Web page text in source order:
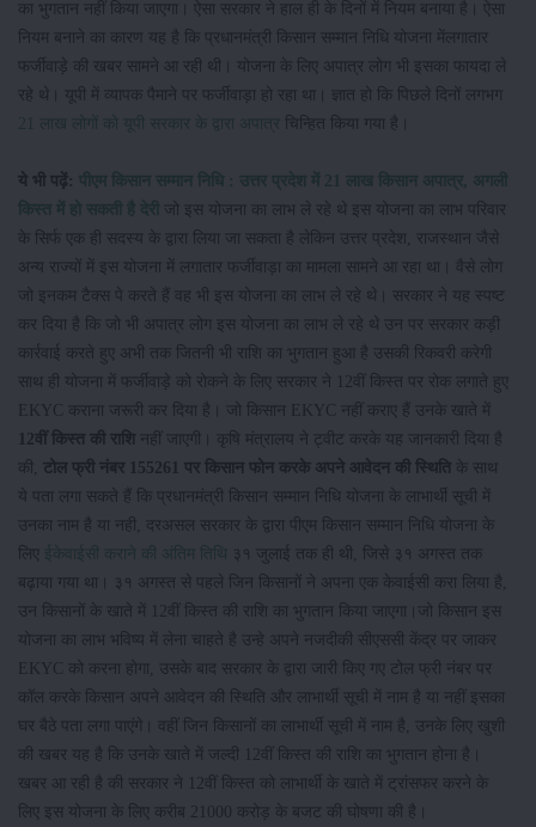
का भुगतान नहीं किया जाएगा। ऐसा सरकार ने हाल ही के दिनों में नियम बनाया है। ऐसा
नियम बनाने का कारण यह है कि प्रधानमंत्री किसान सम्मान निधि योजना मेंलगातार
फर्जीवाड़े की खबर सामने आ रही थी। योजना के लिए अपात्र लोग भी इसका फायदा ले
रहे थे। यूपी में व्यापक पैमाने पर फर्जीवाड़ा हो रहा था। ज्ञात हो कि पिछले दिनों लगभग
21 लाख लोगों को यूपी सरकार के द्वारा अपात्र चिन्हित किया गया है।
ये भी पढ़ें: पीएम किसान सम्मान निधि : उत्तर प्रदेश में 21 लाख किसान अपात्र, अगली
किस्त में हो सकती है देरी
जो इस योजना का लाभ ले रहे थे इस योजना का लाभ परिवार
के सिर्फ एक ही सदस्य के द्वारा लिया जा सकता है लेकिन उत्तर प्रदेश, राजस्थान जैसे
अन्य राज्यों में इस योजना में लगातार फर्जीवाड़ा का मामला सामने आ रहा था। वैसे लोग
जो इनकम टैक्स पे करते हैं वह भी इस योजना का लाभ ले रहे थे। सरकार ने यह स्पष्ट
कर दिया है कि जो भी अपात्र लोग इस योजना का लाभ ले रहे थे उन पर सरकार कड़ी
कार्रवाई करते हुए अभी तक जितनी भी राशि का भुगतान हुआ है उसकी रिकवरी करेगी
साथ ही योजना में फर्जीवाड़े को रोकने के लिए सरकार ने 12वीं किस्त पर रोक लगाते हुए
EKYC कराना जरूरी कर दिया है। जो किसान EKYC नहीं कराए हैं उनके खाते में
12वीं किस्त की राशि नहीं जाएगी। कृषि मंत्रालय ने ट्वीट करके यह जानकारी दिया है
की, टोल फ्री नंबर 155261 पर किसान फोन करके अपने आवेदन की स्थिति के साथ
ये पता लगा सकते हैं कि प्रधानमंत्री किसान सम्मान निधि योजना के लाभार्थी सूची में
उनका नाम है या नही, दरअसल सरकार के द्वारा पीएम किसान सम्मान निधि योजना के
लिए
ईकेवाईसी कराने की अंतिम तिथि ३१ जुलाई तक ही थी, जिसे ३१ अगस्त तक
बढ़ाया गया था। ३१ अगस्त से पहले जिन किसानों ने अपना एक केवाईसी करा लिया है,
उन किसानों के खाते में 12वीं किस्त की राशि का भुगतान किया जाएगा।जो किसान इस
योजना का लाभ भविष्य में लेना चाहते है उन्हे अपने नजदीकी सीएससी केंद्र पर जाकर
EKYC को करना होगा, उसके बाद सरकार के द्वारा जारी किए गए टोल फ्री नंबर पर
कॉल करके किसान अपने आवेदन की स्थिति और लाभार्थी सूची में नाम है या नहीं इसका
घर बैठे पता लगा पाएंगे। वहीं जिन किसानों का लाभार्थी सूची में नाम है, उनके लिए खुशी
की खबर यह है कि उनके खाते में जल्दी 12वीं किस्त की राशि का भुगतान होना है।
खबर आ रही है की सरकार ने 12वीं किस्त को लाभार्थी के खाते में ट्रांसफर करने के
लिए इस योजना के लिए करीब 21000 करोड़ के बजट की घोषणा की है।